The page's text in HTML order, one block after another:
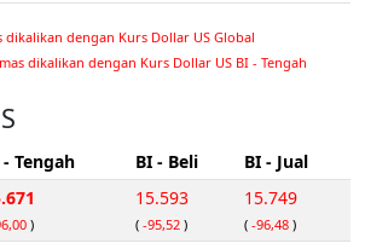
dikalikan dengan Kurs Dollar US Global
dikalikan dengan Kurs Dollar US BI - Tengah
- Tengah BI - Beli
BI - Jual
)
15.593
( -95,52 )
15.749
( -96,48 )